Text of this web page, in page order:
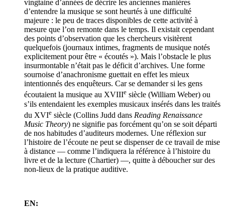
vingtaine d’années de décrire les anciennes manières
d’entendre la musique se sont heurtés à une difficulté
majeure : le peu de traces disponibles de cette activité à
mesure que l’on remonte dans le temps. Il existait cependant
des points d’observation que les chercheurs visitèrent
quelquefois (journaux intimes, fragments de musique notés
explicitement pour être « écoutés »). Mais l’obstacle le plus
insurmontable n’était pas le déficit d’archives. Une forme
sournoise d’anachronisme guettait en effet les mieux
intentionnés des enquêteurs. Car se demander si les gens
écoutaient la musique au XVIIIe siècle (William Weber) ou
s’ils entendaient les exemples musicaux insérés dans les traités
du XVIe siècle (Collins Judd dans Reading Renaissance
Music Theory) ne signifie pas forcément qu’on se soit départi
de nos habitudes d’auditeurs modernes. Une réflexion sur
l’histoire de l’écoute ne peut se dispenser de ce travail de mise
à distance — comme l’indiquera la référence à l’histoire du
livre et de la lecture (Chartier) —, quitte à déboucher sur des
non-lieux de la pratique auditive.
EN: